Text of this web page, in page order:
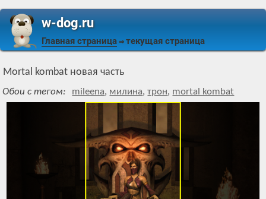
w-dog.ru
Главная страница ⇒ текущая страница
Mortal kombat новая часть
Обои с тегом: mileena, милина,трон, mortal kombat